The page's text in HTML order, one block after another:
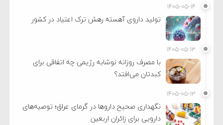
۱۴۰۵-۰۵-۱۴
تولید داروی آهسته رهش ترک اعتیاد در کشور
۱۴۰۵-۰۵-۱۳
با مصرف روزانه نوشابه رژیمی چه اتفاقی برای
کبدتان می‌افتد؟
۱۴۰۵-۰۵-۱۳
نگهداری صحیح داروها در گرمای عراق؛ توصیه‌های
دارویی برای زائران اربعین